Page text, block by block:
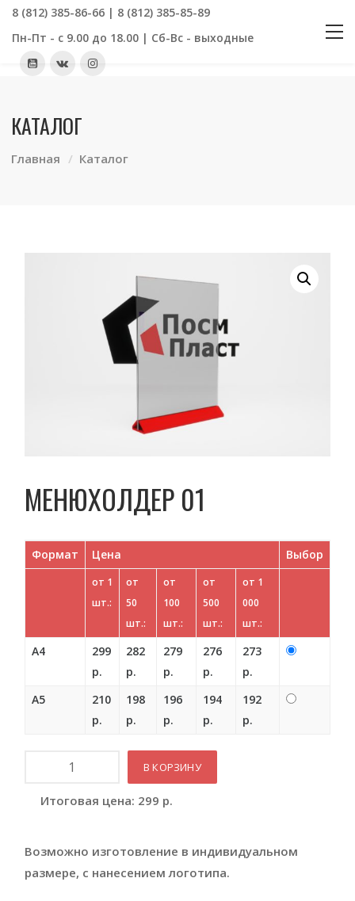
8 (812) 385-86-66 | 8 (812) 385-85-89
Пн-Пт - с 9.00 до 18.00 | Сб-Вс - выходные
КАТАЛОГ
Главная Каталог
МЕНЮХОЛДЕР 01
Формат Цена Выбор
от 1
шт.:
от
50
шт.:
от
100
шт.:
от
500
шт.:
от 1
000
шт.:
А4
299
р.
282
р.
279
р.
276
р.
273
р.
А5
210
р.
198
р.
196
р.
194
р.
192
р.
Количество В КОРЗИНУ
Итоговая цена: 299 р.
Возможно изготовление в индивидуальном
размере, с нанесением логотипа.